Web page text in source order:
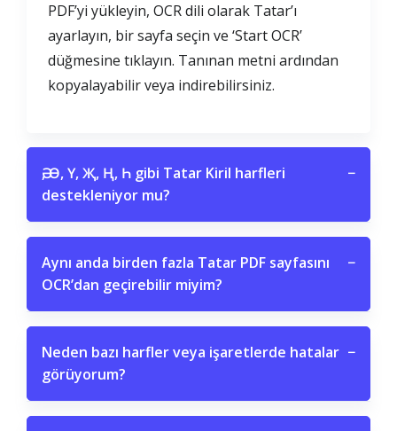
PDF’yi yükleyin, OCR dili olarak Tatar’ı
ayarlayın, bir sayfa seçin ve ‘Start OCR’
düğmesine tıklayın. Tanınan metni ardından
kopyalayabilir veya indirebilirsiniz.
Ә, Ө, Ү, Җ, Ң, Һ gibi Tatar Kiril harfleri
destekleniyor mu?
−
Aynı anda birden fazla Tatar PDF sayfasını
OCR’dan geçirebilir miyim?
−
Neden bazı harfler veya işaretlerde hatalar
görüyorum?
−